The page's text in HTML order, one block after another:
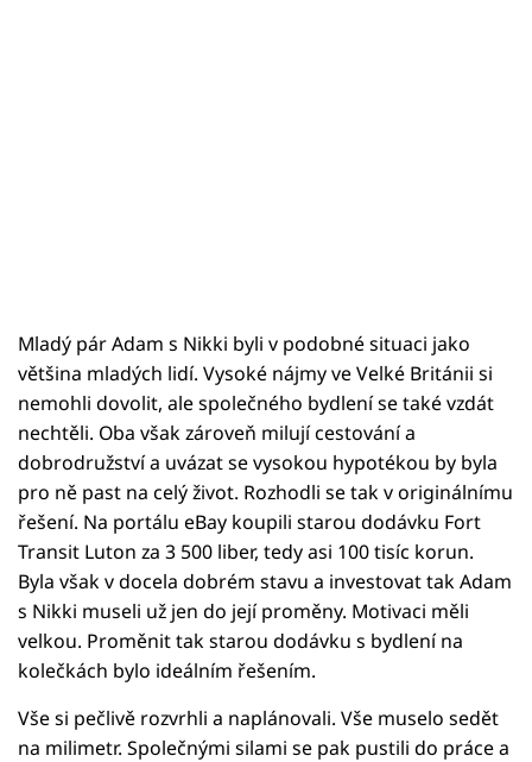
Mladý pár Adam s Nikki byli v podobné situaci jako
většina mladých lidí. Vysoké nájmy ve Velké Británii si
nemohli dovolit, ale společného bydlení se také vzdát
nechtěli. Oba však zároveň milují cestování a
dobrodružství a uvázat se vysokou hypotékou by byla
pro ně past na celý život. Rozhodli se tak v originálnímu
řešení. Na portálu eBay koupili starou dodávku Fort
Transit Luton za 3 500 liber, tedy asi 100 tisíc korun.
Byla však v docela dobrém stavu a investovat tak Adam
s Nikki museli už jen do její proměny. Motivaci měli
velkou. Proměnit tak starou dodávku s bydlení na
kolečkách bylo ideálním řešením.
Vše si pečlivě rozvrhli a naplánovali. Vše muselo sedět
na milimetr. Společnými silami se pak pustili do práce a